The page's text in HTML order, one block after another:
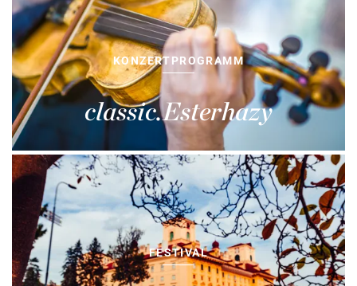
KONZERTPROGRAMM
classic.Esterhazy
FESTIVAL